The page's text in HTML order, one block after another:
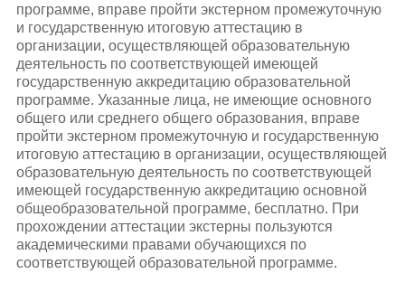
программе, вправе пройти экстерном промежуточную
и государственную итоговую аттестацию в
организации, осуществляющей образовательную
деятельность по соответствующей имеющей
государственную аккредитацию образовательной
программе. Указанные лица, не имеющие основного
общего или среднего общего образования, вправе
пройти экстерном промежуточную и государственную
итоговую аттестацию в организации, осуществляющей
образовательную деятельность по соответствующей
имеющей государственную аккредитацию основной
общеобразовательной программе, бесплатно. При
прохождении аттестации экстерны пользуются
академическими правами обучающихся по
соответствующей образовательной программе.